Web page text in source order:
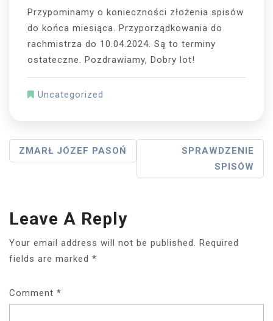
Przypominamy o konieczności złożenia spisów
do końca miesiąca. Przyporządkowania do
rachmistrza do 10.04.2024. Są to terminy
ostateczne. Pozdrawiamy, Dobry lot!
Uncategorized
Post
ZMARŁ JÓZEF PASOŃ
SPRAWDZENIE
SPISÓW
Leave A Reply
Your email address will not be published. Required
fields are marked *
Comment *